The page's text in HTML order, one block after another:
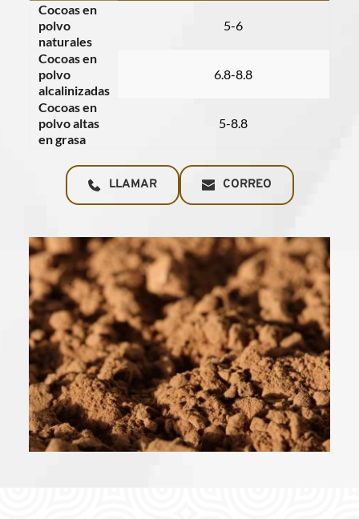
Cocoas en
polvo
naturales
5-6
Cocoas en
polvo
alcalinizadas
6.8-8.8
Cocoas en
polvo altas
en grasa
5-8.8
LLAMAR CORREO